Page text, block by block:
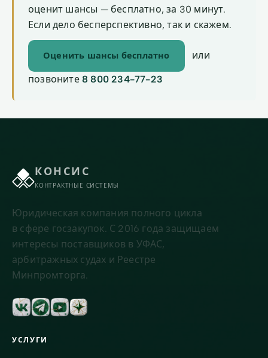
оценит шансы — бесплатно, за 30 минут.
Если дело бесперспективно, так и скажем.
Оценить шансы бесплатно или
позвоните 8 800 234-77-23
КОНСИС
КОНТРАКТНЫЕ СИСТЕМЫ
Юридическая компания полного цикла
в сфере госзакупок. С 2016 года защищаем
интересы поставщиков в УФАС,
арбитражных судах и Реестре
Минпромторга.
УСЛУГИ